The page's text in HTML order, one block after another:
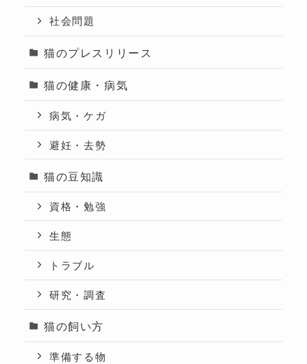
社会問題
猫のプレスリリース
猫の健康・病気
病気・ケガ
避妊・去勢
猫の豆知識
資格・勉強
生態
トラブル
研究・調査
猫の飼い方
準備する物